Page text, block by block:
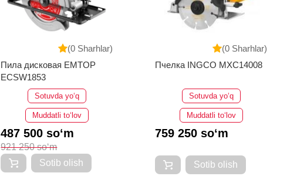
(0 Sharhlar)
Пила дисковая EMTOP
ECSW1853
Sotuvda yo‘q
Muddatli to‘lov
487 500 so‘m
921 250 so‘m
Sotib olish
(0 Sharhlar)
Пчелка INGCO MXC14008
Sotuvda yo‘q
Muddatli to‘lov
759 250 so‘m
Sotib olish